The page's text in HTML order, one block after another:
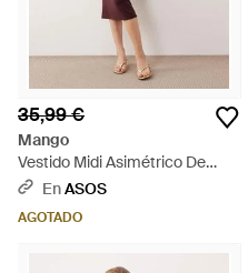
35,99 €
Mango
Vestido Midi Asimétrico De
Manga Corta De - Rosa
EnASOS
AGOTADO